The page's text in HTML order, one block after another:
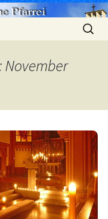
Suchen
nach:
November